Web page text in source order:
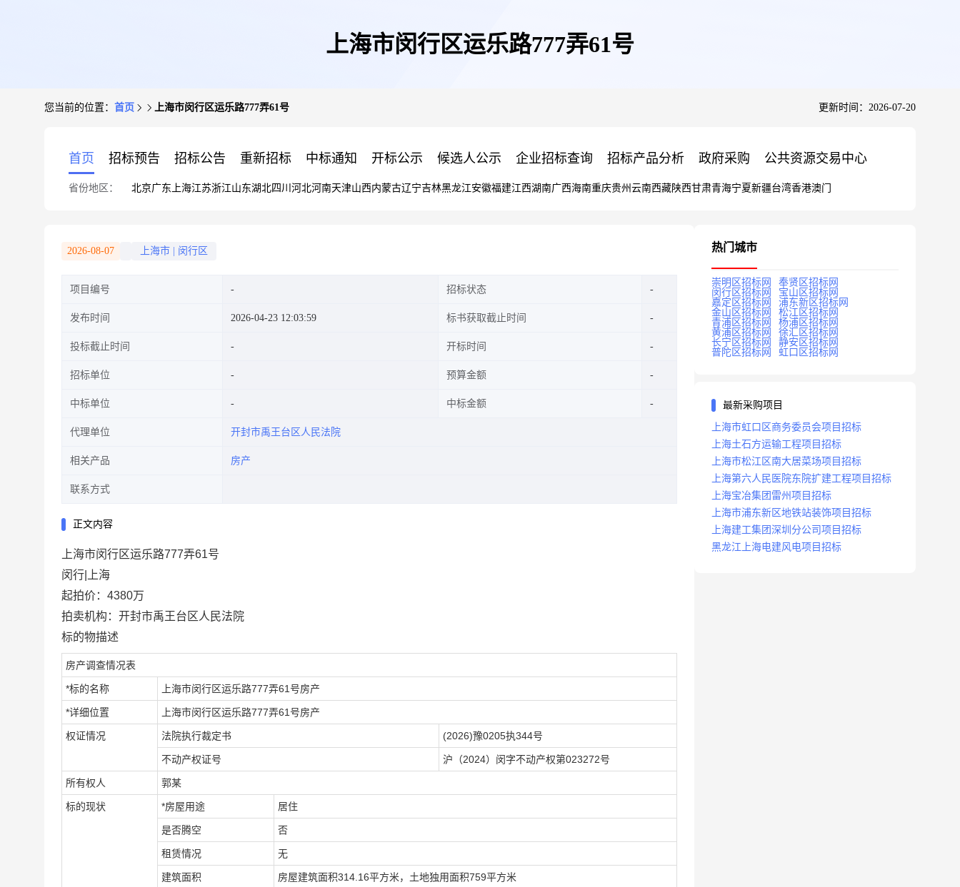
上海市闵行区运乐路777弄61号
您当前的位置： 首页 上海市闵行区运乐路777弄61号 更新时间：2026-07-20
首页 招标预告 招标公告 重新招标 中标通知 开标公示 候选人公示 企业招标查询 招标产品分析 政府采购 公共资源交易中心
省份地区： 北京广东 上海江苏浙江山东湖北四川 河北河南天津山西内蒙古辽宁吉林黑龙江安徽福建江西湖南广西海南重庆贵州 云南西藏陕西甘肃青海宁夏新疆台湾香港澳门
2026-08-07 上海市 闵行区
项目编号 招标状态
发布时间 2026-04-23 12:03:59 标书获取截止时间
投标截止时间 开标时间
招标单位 预算金额
中标单位 中标金额
代理单位 开封市禹王台区人民法院
相关产品 房产
联系方式
正文内容
上海市闵行区运乐路777弄61号
闵行|上海
起拍价：4380万
拍卖机构：开封市禹王台区人民法院
标的物描述
房产调查情况表
*标的名称 上海市闵行区运乐路777弄61号房产
*详细位置 上海市闵行区运乐路777弄61号房产
权证情况 法院执行裁定书 (2026)豫0205执344号
不动产权证号 沪（2024）闵字不动产权第023272号
所有权人 郭某
标的现状 *房屋用途 居住
是否腾空 否
租赁情况 无
建筑面积 房屋建筑面积314.16平方米，土地独用面积759平方米
热门城市
崇明区招标网
奉贤区招标网
闵行区招标网
宝山区招标网
嘉定区招标网
浦东新区招标网
金山区招标网
松江区招标网
青浦区招标网
杨浦区招标网
黄浦区招标网
徐汇区招标网
长宁区招标网
静安区招标网
普陀区招标网
虹口区招标网
最新采购项目
上海市虹口区商务委员会项目招标
上海土石方运输工程项目招标
上海市松江区南大居菜场项目招标
上海第六人民医院东院扩建工程项目招标
上海宝冶集团雷州项目招标
上海市浦东新区地铁站装饰项目招标
上海建工集团深圳分公司项目招标
黑龙江上海电建风电项目招标